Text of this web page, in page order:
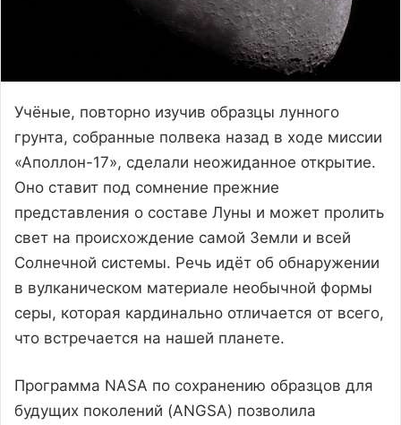
Учёные, повторно изучив образцы лунного
грунта, собранные полвека назад в ходе миссии
«Аполлон-17», сделали неожиданное открытие.
Оно ставит под сомнение прежние
представления о составе Луны и может пролить
свет на происхождение самой Земли и всей
Солнечной системы. Речь идёт об обнаружении
в вулканическом материале необычной формы
серы, которая кардинально отличается от всего,
что встречается на нашей планете.
Программа NASA по сохранению образцов для
будущих поколений (ANGSA) позволила